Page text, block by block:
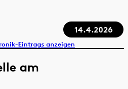
14.4.2026
Eintrags anzeigen
am